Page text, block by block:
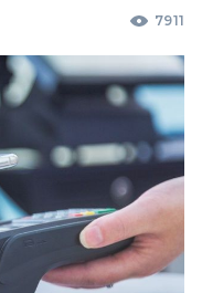
7911